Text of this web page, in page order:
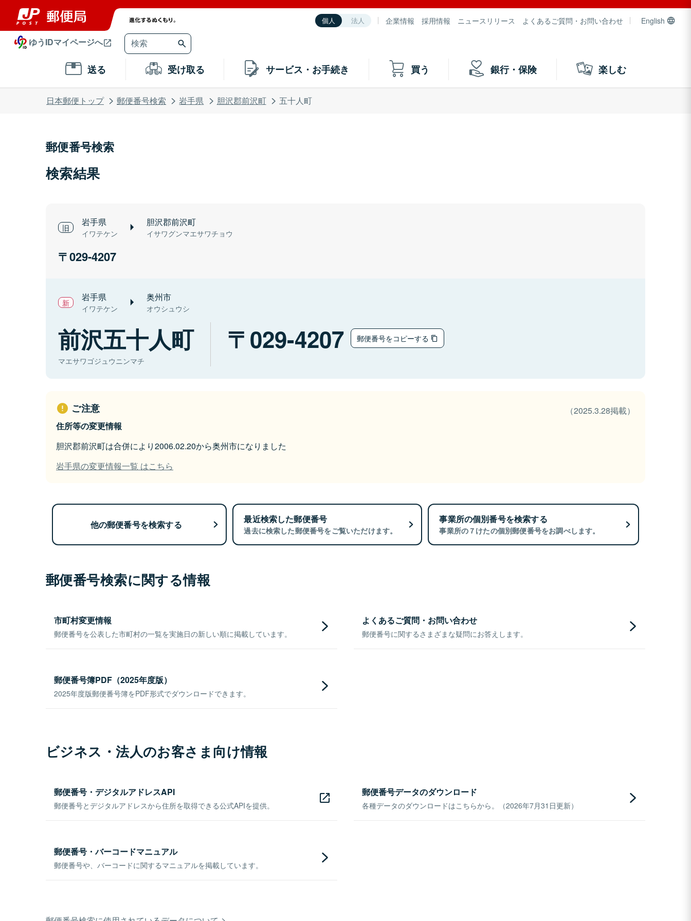
個人 法人 企業情報 採用情報 ニュースリリース よくあるご質問・お問い合わせ English
ゆうIDマイページへ
送る 受け取る サービス・お手続き 買う 銀行・保険 楽しむ
日本郵便トップ 郵便番号検索 岩手県 胆沢郡前沢町 五十人町
郵便番号検索
検索結果
岩手県
イワテケン
胆沢郡前沢町
イサワグンマエサワチョウ
029-4207
岩手県
イワテケン
奥州市
オウシュウシ
前沢五十人町
マエサワゴジュウニンマチ
029-4207 郵便番号をコピーする
ご注意
（2025.3.28掲載）
住所等の変更情報
胆沢郡前沢町は合併により2006.02.20から奥州市になりました
岩手県の変更情報一覧 はこちら
他の郵便番号を検索する 最近検索した郵便番号
過去に検索した郵便番号をご覧いただけます。
事業所の個別番号を検索する
事業所の７けたの個別郵便番号をお調べします。
郵便番号検索に関する情報
市町村変更情報
郵便番号を公表した市町村の一覧を実施日の新しい順に掲載しています。
よくあるご質問・お問い合わせ
郵便番号に関するさまざまな疑問にお答えします。
郵便番号簿PDF（2025年度版）
2025年度版郵便番号簿をPDF形式でダウンロードできます。
ビジネス・法人のお客さま向け情報
郵便番号・デジタルアドレスAPI
郵便番号とデジタルアドレスから住所を取得できる公式APIを提供。
郵便番号データのダウンロード
各種データのダウンロードはこちらから。（2026年7月31日更新）
郵便番号・バーコードマニュアル
郵便番号や、バーコードに関するマニュアルを掲載しています。